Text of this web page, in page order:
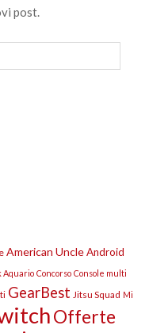
post.
American UncleAndroid
Aquario Concorso Console multi
GearBest Jitsu Squad Mi
Offerte